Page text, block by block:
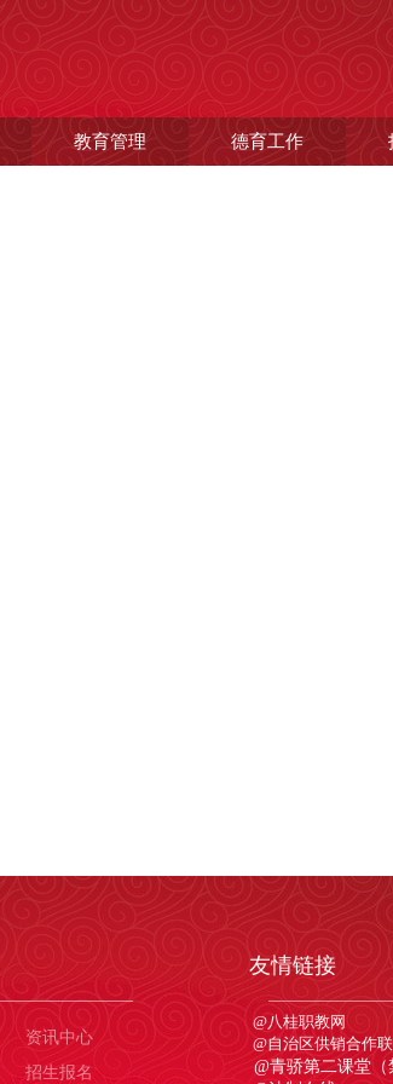
友情链接
@八桂职教网
@自治区供销合作联
@青骄第二课堂（
资讯中心
招生报名
教育管理 德育工作